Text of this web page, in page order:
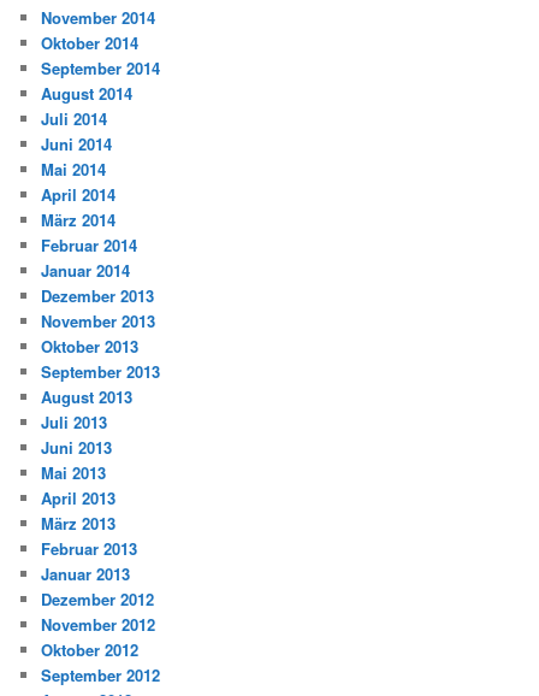
November 2014
Oktober 2014
September 2014
August 2014
Juli 2014
Juni 2014
Mai 2014
April 2014
März 2014
Februar 2014
Januar 2014
Dezember 2013
November 2013
Oktober 2013
September 2013
August 2013
Juli 2013
Juni 2013
Mai 2013
April 2013
März 2013
Februar 2013
Januar 2013
Dezember 2012
November 2012
Oktober 2012
September 2012